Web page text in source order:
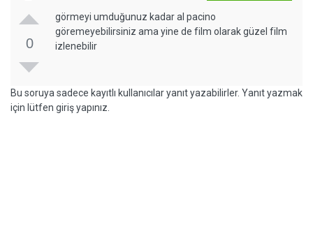
0
görmeyi umduğunuz kadar al pacino
göremeyebilirsiniz ama yine de film olarak güzel film
izlenebilir
Bu soruya sadece kayıtlı kullanıcılar yanıt yazabilirler. Yanıt yazmak
için lütfen giriş yapınız.